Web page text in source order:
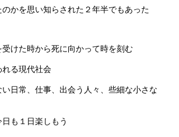
かを思い知らされた２年半でもあった
受けた時から死に向かって時を刻む
れる現代社会
日常、仕事、出会う人々、些細な小さな
も１日楽しもう